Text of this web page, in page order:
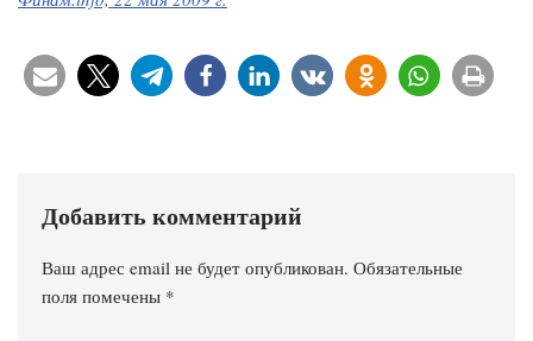
Добавить комментарий
Ваш адрес email не будет опубликован. Обязательные
поля помечены *